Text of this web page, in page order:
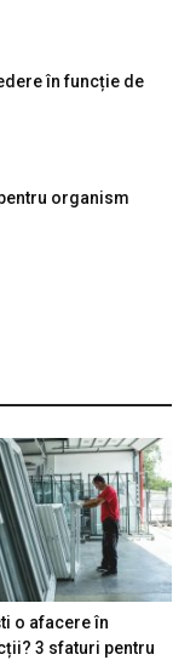
în funcție de
organism
o afacere în
3 sfaturi pentru